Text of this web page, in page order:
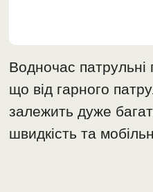
Водночас патрульні
що від гарного
залежить дуже
швидкість та